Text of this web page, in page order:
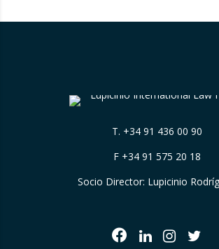
T. +34 91 436 00 90
F +34 91 575 20 18
Socio Director: Lupicinio